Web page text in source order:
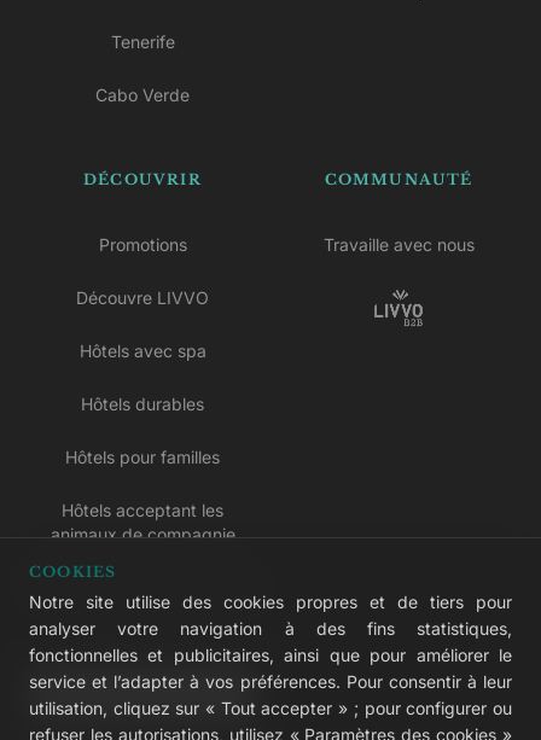
Tenerife
Cabo Verde
DÉCOUVRIR
Promotions
Découvre LIVVO
Hôtels avec spa
Hôtels durables
Hôtels pour familles
Hôtels acceptant les
animaux de compagnie
Hôtels tout compris
LIVVO Plus
COMMUNAUTÉ
Travaille avec nous
COOKIES
Notre site utilise des cookies propres et de tiers pour
analyser votre navigation à des fins statistiques,
fonctionnelles et publicitaires, ainsi que pour améliorer le
service et l’adapter à vos préférences. Pour consentir à leur
utilisation, cliquez sur « Tout accepter » ; pour configurer ou
refuser les autorisations, utilisez « Paramètres des cookies »